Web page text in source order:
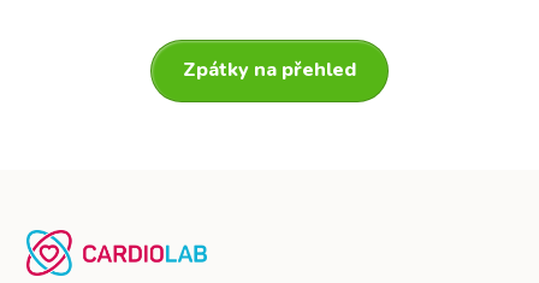
Zpátky na přehled